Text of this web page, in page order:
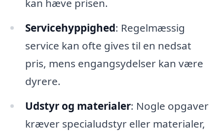
kan hæve prisen.
Servicehyppighed: Regelmæssig
service kan ofte gives til en nedsat
pris, mens engangsydelser kan være
dyrere.
Udstyr og materialer: Nogle opgaver
kræver specialudstyr eller materialer,